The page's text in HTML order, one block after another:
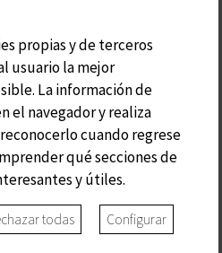
propias y de terceros
usuario la mejor
La información de
el navegador y realiza
cuando regrese
qué secciones de
y útiles.
todas Configurar